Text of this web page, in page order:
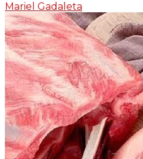
Mariel Gadaleta